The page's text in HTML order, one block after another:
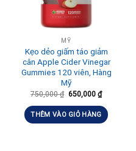
MỸ
Kẹo dẻo giấm táo giảm
cân Apple Cider Vinegar
Gummies 120 viên, Hàng
Mỹ
750,000₫ 650,000 ₫
THÊM VÀO GIỎ HÀNG